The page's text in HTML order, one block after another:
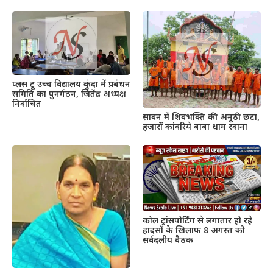
प्लस टू उच्च विद्यालय कुंदा में प्रबंधन
समिति का पुनर्गठन, जितेंद्र अध्यक्ष
निर्वाचित
सावन में शिवभक्ति की अनूठी छटा,
हजारों कांवरिये बाबा धाम रवाना
कोल ट्रांसपोर्टिंग से लगातार हो रहे
हादसों के खिलाफ 8 अगस्त को
सर्वदलीय बैठक